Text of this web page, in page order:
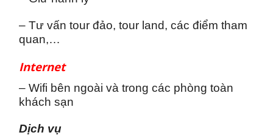
– Tư vấn tour đảo, tour land, các điểm tham
quan,…
Internet
– Wifi bên ngoài và trong các phòng toàn
khách sạn
Dịch vụ